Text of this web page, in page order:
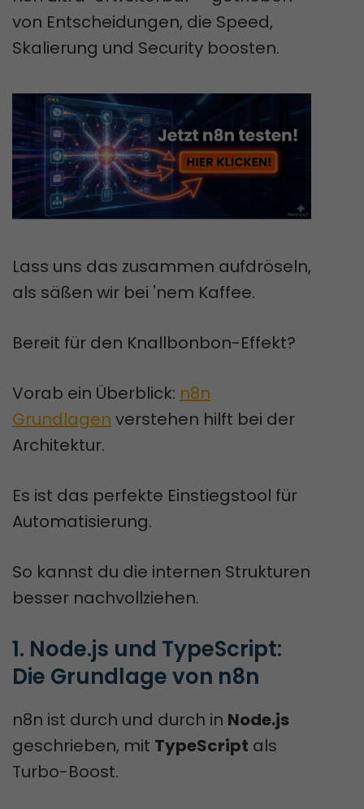
von Entscheidungen, die Speed,
Skalierung und Security boosten.
Lass uns das zusammen aufdröseln,
als säßen wir bei 'nem Kaffee.
Bereit für den Knallbonbon-Effekt?
Vorab ein Überblick: n8n
Grundlagen verstehen hilft bei der
Architektur.
Es ist das perfekte Einstiegstool für
Automatisierung.
So kannst du die internen Strukturen
besser nachvollziehen.
1. Node.js und TypeScript:
Die Grundlage von n8n
n8n ist durch und durch in Node.js
geschrieben, mit TypeScript als
Turbo-Boost.